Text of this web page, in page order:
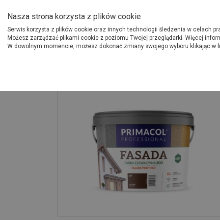
Produkty
O Grupie PSB
Nasza strona korzysta z plików cookie
Serwis korzysta z plików cookie oraz innych technologii śledzenia w celach
Możesz zarządzać plikami cookie z poziomu Twojej przeglądarki. Więcej
W dowolnym momencie, możesz dokonać zmiany swojego wyboru klikając w